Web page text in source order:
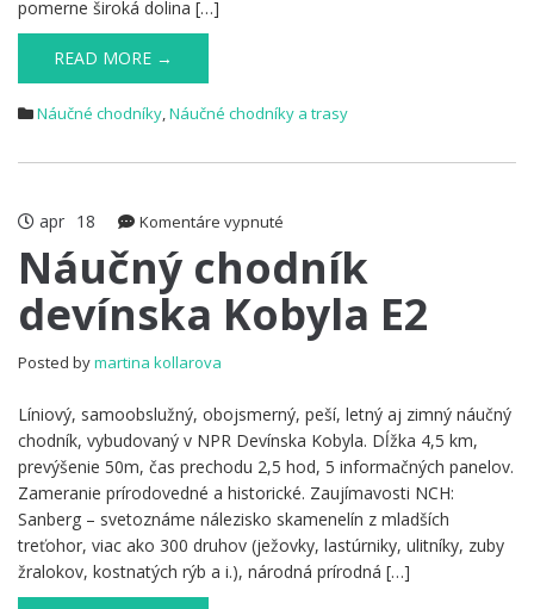
pomerne široká dolina […]
READ MORE →
Náučné chodníky,Náučné chodníky a trasy
apr 18 Komentáre vypnuté
chodník
devínska
Kobyla
Náučný chodník
devínska Kobyla E2
Posted bymartina kollarova
Líniový, samoobslužný, obojsmerný, peší, letný aj zimný náučný
chodník, vybudovaný v NPR Devínska Kobyla. Dĺžka 4,5 km,
prevýšenie 50m, čas prechodu 2,5 hod, 5 informačných panelov.
Zameranie prírodovedné a historické. Zaujímavosti NCH:
Sanberg – svetoznáme nálezisko skamenelín z mladších
treťohor, viac ako 300 druhov (ježovky, lastúrniky, ulitníky, zuby
žralokov, kostnatých rýb a i.), národná prírodná […]